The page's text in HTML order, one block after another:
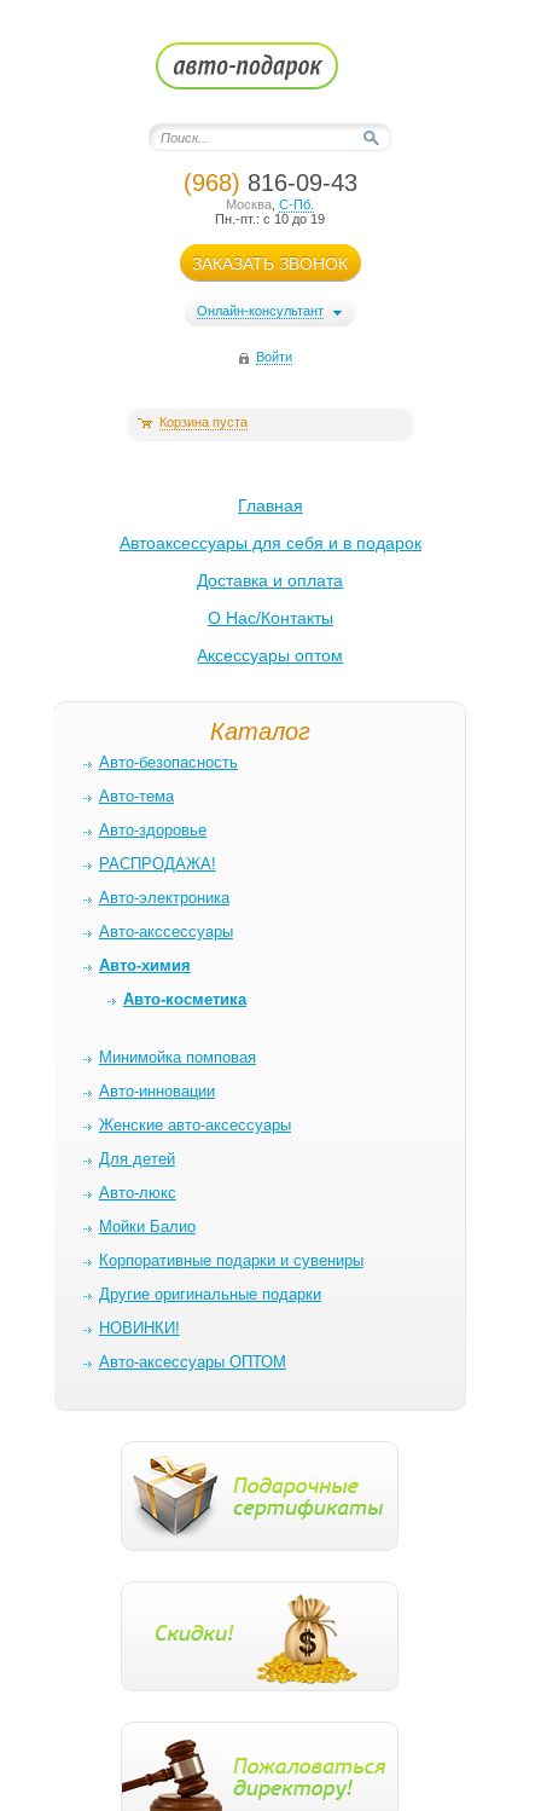
(968) 816-09-43
Москва ,С-Пб.
Пн.-пт.: с 10 до 19
ЗАКАЗАТЬ ЗВОНОК
Онлайн-консультант
Войти
Корзина пуста
Главная
Автоаксессуары для себя и в подарок
Доставка и оплата
О Нас/Контакты
Аксессуары оптом
Каталог
Авто-безопасность
Авто-тема
Авто-здоровье
РАСПРОДАЖА!
Авто-электроника
Авто-акссессуары
Авто-химия
Авто-косметика
Минимойка помповая
Авто-инновации
Женские авто-аксессуары
Для детей
Авто-люкс
Мойки Балио
Корпоративные подарки и сувениры
Другие оригинальные подарки
НОВИНКИ!
Авто-аксессуары ОПТОМ